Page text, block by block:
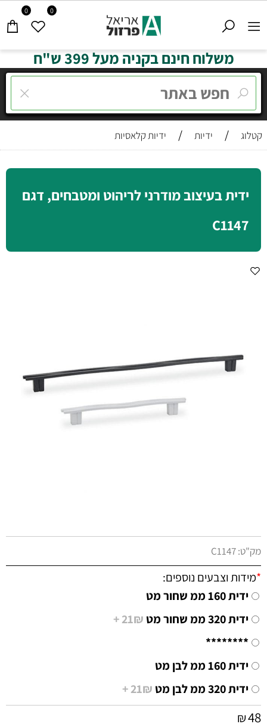
0 0
משלוח חינם בקניה מעל 399 ש"ח
קטלוג / ידיות / ידיות קלאסיות
ידית בעיצוב מודרני לריהוט ומטבחים, דגם
C1147
מק"ט:C1147
*מידות וצבעים נוספים:
ידית 160 ממ שחור מט
ידית 320 ממ שחור מט
21₪ +
********
ידית 160 ממ לבן מט
ידית 320 ממ לבן מט
21₪ +
₪48